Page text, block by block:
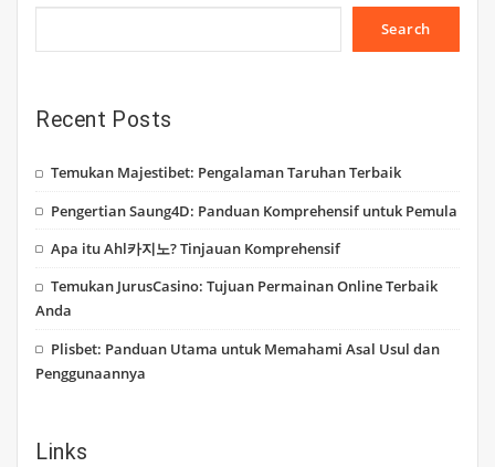
Search
Recent Posts
Temukan Majestibet: Pengalaman Taruhan Terbaik
Pengertian Saung4D: Panduan Komprehensif untuk Pemula
Apa itu Ahl카지노? Tinjauan Komprehensif
Temukan JurusCasino: Tujuan Permainan Online Terbaik
Anda
Plisbet: Panduan Utama untuk Memahami Asal Usul dan
Penggunaannya
Links